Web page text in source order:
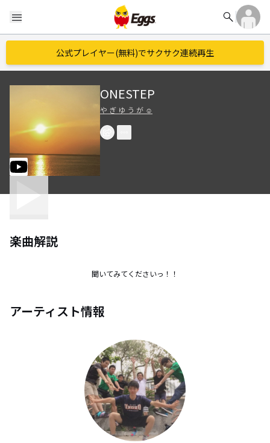
menu search
公式プレイヤー(無料)でサクサク連続再生
ONESTEP
や ぎ ゆ う が ︎︎☺︎
楽曲解説
聞いてみてくださいっ！！
アーティスト情報